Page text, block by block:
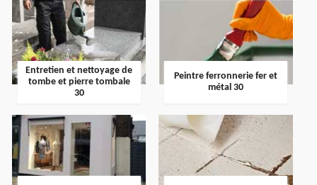
Entretien et nettoyage de
tombe et pierre tombale
30
Peintre ferronnerie fer et
métal 30